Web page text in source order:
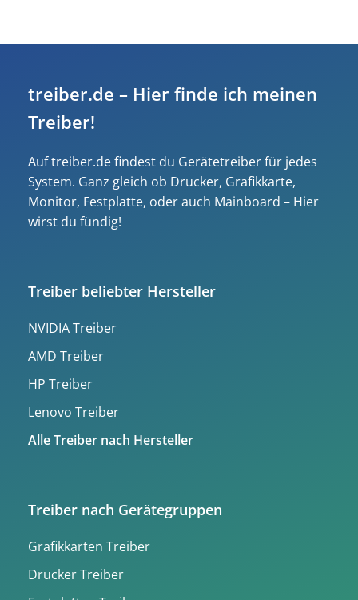
treiber.de – Hier finde ich meinen
Treiber!
Auf treiber.de findest du Gerätetreiber für jedes
System. Ganz gleich ob Drucker, Grafikkarte,
Monitor, Festplatte, oder auch Mainboard – Hier
wirst du fündig!
Treiber beliebter Hersteller
NVIDIA Treiber
AMD Treiber
HP Treiber
Lenovo Treiber
Alle Treiber nach Hersteller
Treiber nach Gerätegruppen
Grafikkarten Treiber
Drucker Treiber